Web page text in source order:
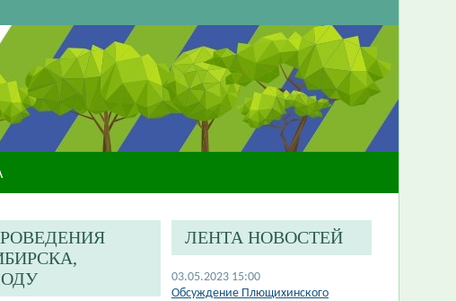
ЛЕНТА НОВОСТЕЙ
03.05.2023 15:00
Обсуждение Плющихинского